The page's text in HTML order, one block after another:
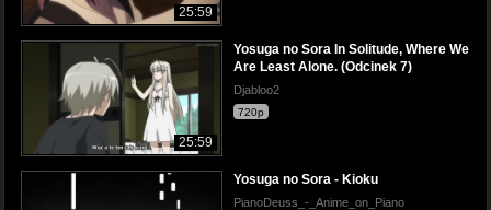
25:59
25:59
Yosuga no Sora In Solitude, Where We
Are Least Alone. (Odcinek 7)
Djabloo2
720p
Yosuga no Sora - Kioku
PianoDeuss_-_Anime_on_Piano